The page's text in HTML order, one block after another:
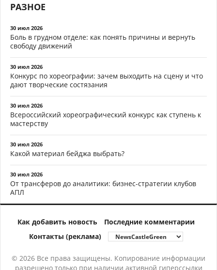
РАЗНОЕ
30 июл 2026
Боль в грудном отделе: как понять причины и вернуть
свободу движений
30 июл 2026
Конкурс по хореографии: зачем выходить на сцену и что
дают творческие состязания
30 июл 2026
Всероссийский хореографический конкурс как ступень к
мастерству
30 июл 2026
Какой материал бейджа выбрать?
30 июл 2026
От трансферов до аналитики: бизнес-стратегии клубов
АПЛ
Как добавить новость
Последние комментарии
Контакты (реклама)
© 2026 Все права защищены. Копирование информации
разрешено только при наличии активной гиперссылки